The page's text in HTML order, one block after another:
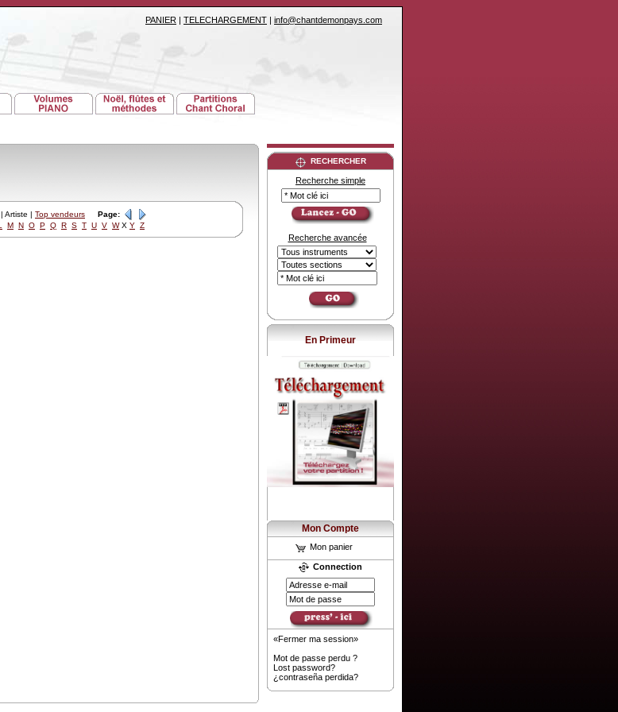
PANIER | TELECHARGEMENT | info@chantdemonpays.com
| Artiste | Top vendeurs
Page:
M N O P Q R S T U V WX Y Z
RECHERCHER
Recherche simple
Recherche avancée
En Primeur
Mon Compte
Mon panier
Connection
«Fermer ma session»
Mot de passe perdu ?
Lost password?
¿contraseña perdida?